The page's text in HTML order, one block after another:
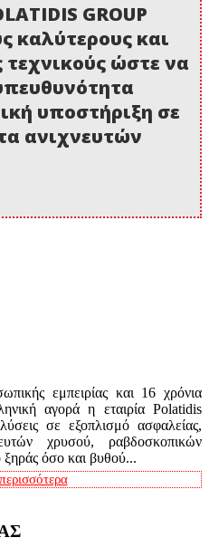
GROUP
καλύτερους και
τεχνικούς ώστε να
υποστήριξη σε
ανιχνευτών
εμπειρίας και 16 χρόνια
αγορά η εταιρία Polatidis
σε εξοπλισμό ασφαλείας,
χρυσού, ραβδοσκοπικών
όσο και βυθού...